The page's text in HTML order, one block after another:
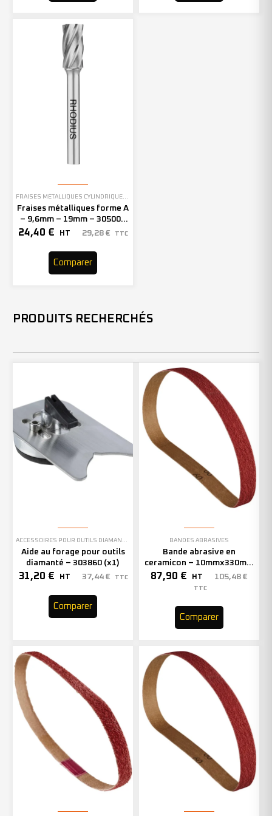
FRAISES MÉTALLIQUES CYLINDRIQUES SANS DENTURE EN BOUT
Fraises métalliques forme A
– 9,6mm – 19mm – 305005
(x1)
24,40 € HT 29,28 € TTC
Comparer
PRODUITS RECHERCHÉS
ACCESSOIRES POUR OUTILS DIAMANTÉS
Aide au forage pour outils
diamanté – 303860 (x1)
31,20 € HT 37,44 € TTC
Comparer
BANDES ABRASIVES
Bande abrasive en
ceramicon – 10mmx330mm
– Grain 40 – 333001 (x50)
87,90 € HT 105,48 €
TTC
Comparer